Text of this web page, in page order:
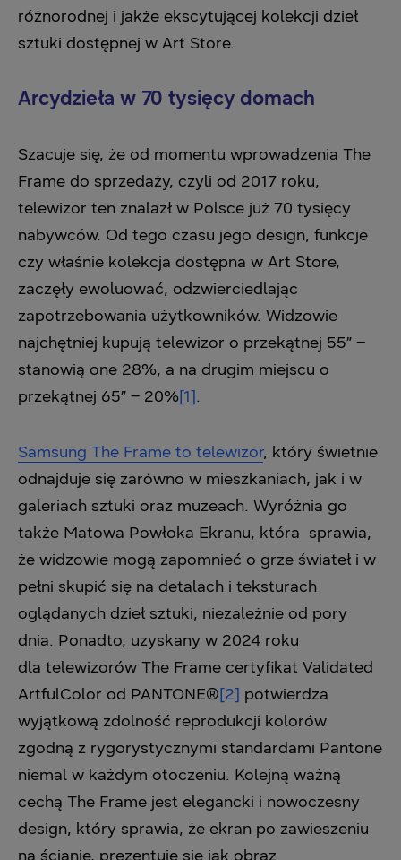
różnorodnej i jakże ekscytującej kolekcji dzieł
sztuki dostępnej w Art Store.
Arcydzieła w 70 tysięcy domach
Szacuje się, że od momentu wprowadzenia The
Frame do sprzedaży, czyli od 2017 roku,
telewizor ten znalazł w Polsce już 70 tysięcy
nabywców. Od tego czasu jego design, funkcje
czy właśnie kolekcja dostępna w Art Store,
zaczęły ewoluować, odzwierciedlając
zapotrzebowania użytkowników. Widzowie
najchętniej kupują telewizor o przekątnej 55” –
stanowią one 28%, a na drugim miejscu o
przekątnej 65” – 20%[1].
Samsung The Frame to telewizor, który świetnie
odnajduje się zarówno w mieszkaniach, jak i w
galeriach sztuki oraz muzeach. Wyróżnia go
także Matowa Powłoka Ekranu, która sprawia,
że widzowie mogą zapomnieć o grze świateł i w
pełni skupić się na detalach i teksturach
oglądanych dzieł sztuki, niezależnie od pory
dnia. Ponadto, uzyskany w 2024 roku
dla telewizorów The Frame certyfikat Validated
ArtfulColor od PANTONE®[2] potwierdza
wyjątkową zdolność reprodukcji kolorów
zgodną z rygorystycznymi standardami Pantone
niemal w każdym otoczeniu. Kolejną ważną
cechą The Frame jest elegancki i nowoczesny
design, który sprawia, że ekran po zawieszeniu
na ścianie, prezentuje się jak obraz